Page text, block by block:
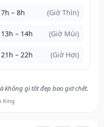
7h – 8h (Giờ Thìn)
13h – 14h (Giờ Mùi)
21h – 22h (Giờ Hợi)
không gì tốt đẹp bao giờ chết.
King